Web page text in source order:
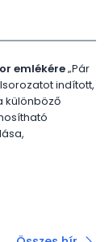
emlékére„Pár
indított,
különböző